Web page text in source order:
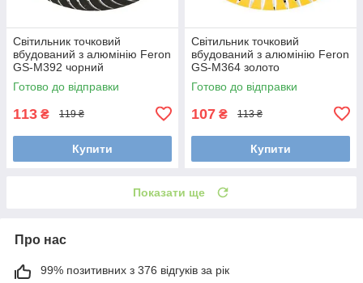
Світильник точковий
вбудований з алюмінію Feron
GS-M392 чорний
Готово до відправки
113 ₴ 119 ₴
Купити
Світильник точковий
вбудований з алюмінію Feron
GS-M364 золото
Готово до відправки
107 ₴ 113 ₴
Купити
Показати ще
Про нас
99% позитивних з 376 відгуків за рік